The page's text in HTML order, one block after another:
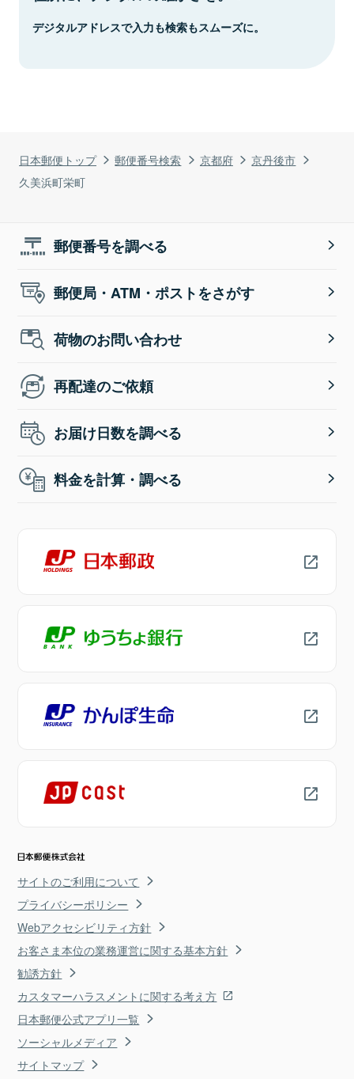
日本郵便トップ 郵便番号検索 京都府
京丹後市
久美浜町栄町
デジタルアドレスで入力も検索もスムーズに。
郵便番号を調べる
郵便局・ATM・ポストをさがす
荷物のお問い合わせ
再配達のご依頼
お届け日数を調べる
料金を計算・調べる
サイトのご利用について
プライバシーポリシー
Webアクセシビリティ方針
お客さま本位の業務運営に関する基本方針
勧誘方針
カスタマーハラスメントに関する考え方
日本郵便公式アプリ一覧
ソーシャルメディア
サイトマップ